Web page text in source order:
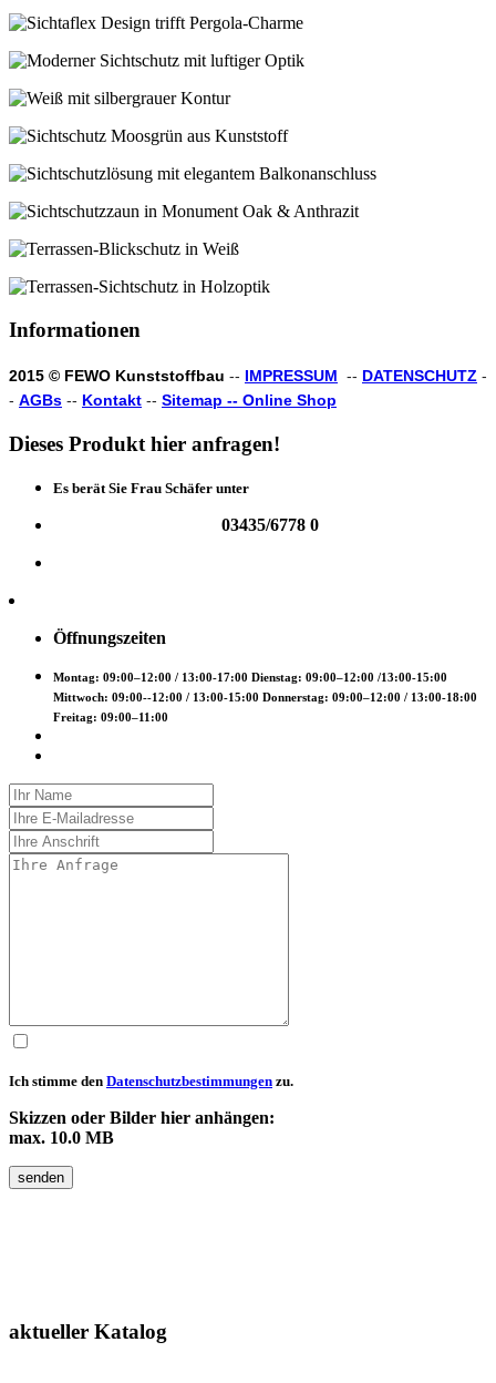
Informationen
2015 © FEWO Kunststoffbau -- IMPRESSUM -- DATENSCHUTZ -
- AGBs -- Kontakt -- Sitemap -- Online Shop
Dieses Produkt hier anfragen!
Es berät Sie Frau Schäfer unter
03435/6778 0
Öffnungszeiten
Montag: 09:00–12:00 / 13:00-17:00 Dienstag: 09:00–12:00 /13:00-15:00
Mittwoch: 09:00--12:00 / 13:00-15:00 Donnerstag: 09:00–12:00 / 13:00-18:00
Freitag: 09:00–11:00
Ich stimme den Datenschutzbestimmungen zu.
Skizzen oder Bilder hier anhängen:
max. 10.0 MB
senden
aktueller Katalog